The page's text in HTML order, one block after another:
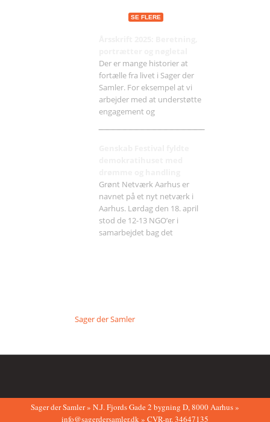
SE FLERE
Der er mange historier at
fortælle fra livet i Sager der
Samler. For eksempel at vi
arbejder med at understøtte
engagement og
Grønt Netværk Aarhus er
navnet på et nyt netværk i
Aarhus. Lørdag den 18. april
stod de 12-13 NGO’er i
samarbejdet bag det
Sager der Samler
Sager der Samler » N.J. Fjords Gade 2 bygning D, 8000 Aarhus »
info@sagerdersamler.dk » CVR-nr. 34647135